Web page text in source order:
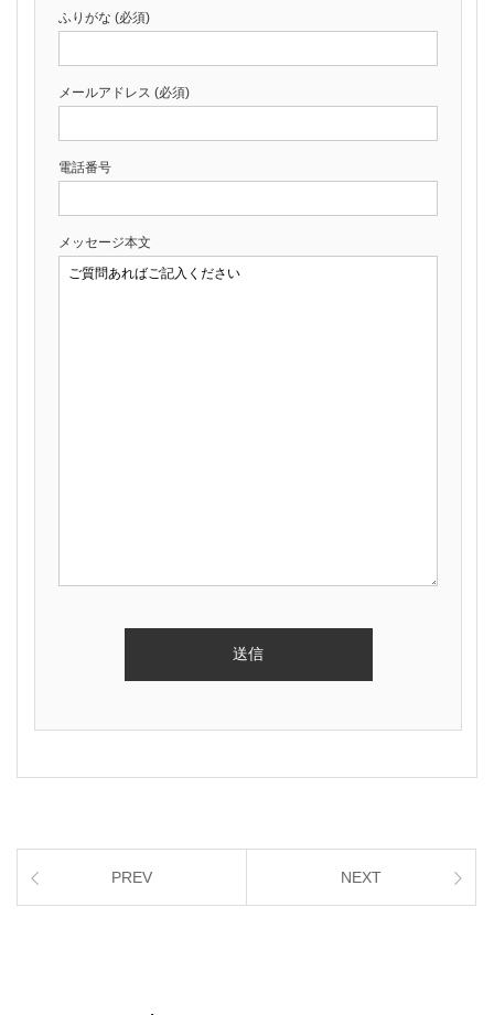
ふりがな (必須)
メールアドレス (必須)
電話番号
メッセージ本文
PREV NEXT